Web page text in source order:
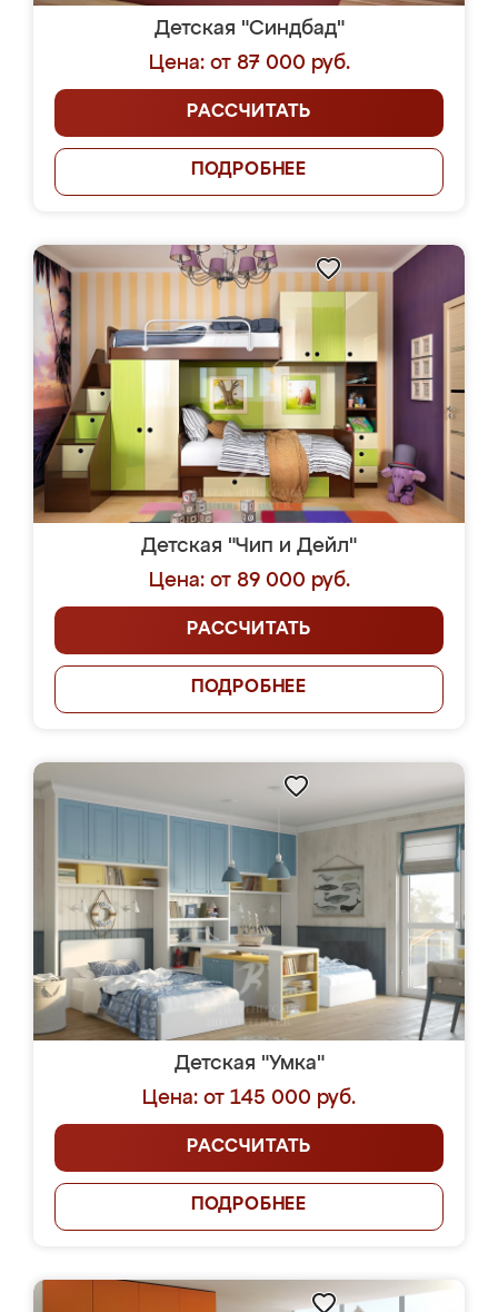
Детская "Синдбад"
Цена: от 87 000 руб.
РАССЧИТАТЬ
ПОДРОБНЕЕ
Детская "Чип и Дейл"
Цена: от 89 000 руб.
РАССЧИТАТЬ
ПОДРОБНЕЕ
Детская "Умка"
Цена: от 145 000 руб.
РАССЧИТАТЬ
ПОДРОБНЕЕ